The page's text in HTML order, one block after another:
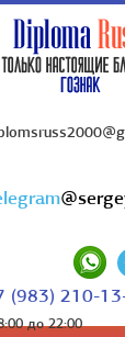
(983) 210-
до 22:00